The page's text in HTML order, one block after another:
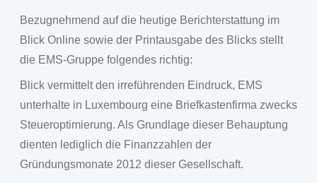
Bezugnehmend auf die heutige Berichterstattung im
Blick Online sowie der Printausgabe des Blicks stellt
die EMS-Gruppe folgendes richtig:
Blick vermittelt den irreführenden Eindruck, EMS
unterhalte in Luxembourg eine Briefkastenfirma zwecks
Steueroptimierung. Als Grundlage dieser Behauptung
dienten lediglich die Finanzzahlen der
Gründungsmonate 2012 dieser Gesellschaft.